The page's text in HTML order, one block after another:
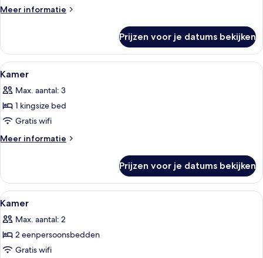
Meer informatie
Meer
Prijzen voor je datums bekijken
Alle
foto's
voor
Kamer
laden
Hotelkamer met een groot bed,
7
Kamer
Max. aantal: 3
1 kingsize bed
Gratis wifi
Meer informatie
Meer
Prijzen voor je datums bekijken
Alle
foto's
voor
Kamer
laden
Een hotelkamer met twee bedden,
5
Kamer
Max. aantal: 2
2 eenpersoonsbedden
Gratis wifi